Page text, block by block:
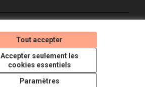
Tout accepter
Accepter seulement les
cookies essentiels
Paramètres
(Lien externe)
(Lien externe)
(Lien externe)
Licence Creative
(Lien externe)